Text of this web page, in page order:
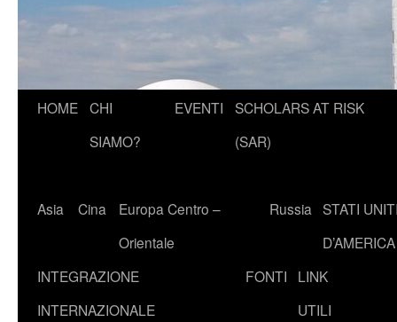
HOME CHI
SIAMO?
EVENTI
SCHOLARS AT RISK
(SAR)
Asia Cina
Europa Centro –
Orientale
Russia STATI
D’AMERICA
INTEGRAZIONE
INTERNAZIONALE
FONTI
LINK
UTILI